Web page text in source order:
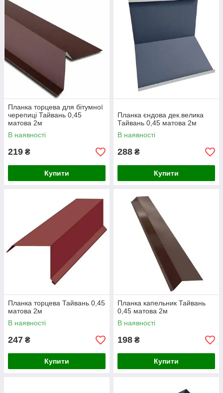
Планка торцева для бітумної
черепиці Тайвань 0,45
матова 2м
В наявності
219 ₴
Купити
Планка єндова дек.велика
Тайвань 0,45 матова 2м
В наявності
288 ₴
Купити
Планка торцева Тайвань 0,45
матова 2м
В наявності
247 ₴
Купити
Планка капельник Тайвань
0,45 матова 2м
В наявності
198 ₴
Купити